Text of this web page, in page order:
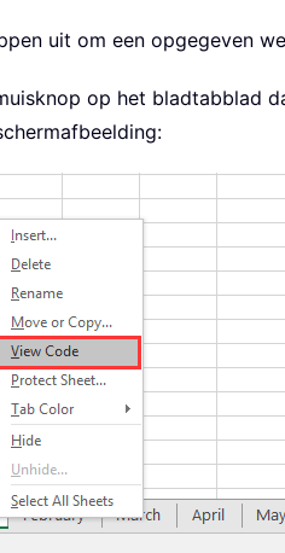
uit om een opgegeven
op het bladtabblad